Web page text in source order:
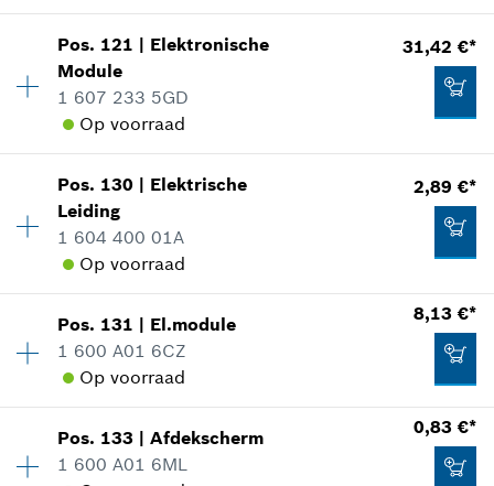
1,74 €*
*Prijs incl. BTW
Aan winkelwagen toevoegen
0,83 €*
*Prijs incl. BTW
Aan winkelwagen toevoegen
Prijsgroep :15
reserveonderdelen informatie
Toepassingsinstructie
2,89 €*
Aan winkelwagen toevoegen
Pos. 121 | Elektronische
Module
1 607 233 5GD
Op voorraad
31,42 €*
Beschikbaarheid 1
Prijsgroep
reserveonderdelen informatie
Toepassingsinstructie
In weergave tonen
31,42 €*
Pos. 130 | Elektrische
Leiding
1 604 400 01A
Op voorraad
2,89 €*
Beschikbaarheid 1
Prijsgroep :15
reserveonderdelen informatie
Toepassingsinstructie
In weergave tonen
Pos. 131 | El.module
1 600 A01 6CZ
Op voorraad
8,13 €*
Beschikbaarheid 1
Prijsgroep :22
Pos. 133 |Afdekscherm
1 600 A01 6ML
0,83 €*